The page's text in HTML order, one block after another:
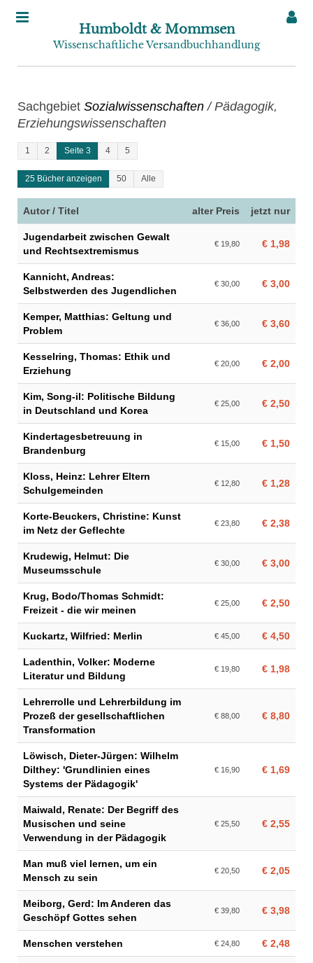
Humboldt & Mommsen
Wissenschaftliche Versandbuchhandlung
Sachgebiet Sozialwissenschaften / Pädagogik,
Erziehungswissenschaften
1 2 Seite 3 4 5
25 Bücher anzeigen 50 Alle
Autor / Titel alter Preis jetzt nur
Jugendarbeit zwischen Gewalt
und Rechtsextremismus
€ 19,80 € 1,98
Kannicht, Andreas:
Selbstwerden des Jugendlichen
€ 30,00 € 3,00
Kemper, Matthias: Geltung und
Problem
€ 36,00 € 3,60
Kesselring, Thomas: Ethik und
Erziehung
€ 20,00 € 2,00
Kim, Song-il: Politische Bildung
in Deutschland und Korea
€ 25,00 € 2,50
Kindertagesbetreuung in
Brandenburg
€ 15,00 € 1,50
Kloss, Heinz: Lehrer Eltern
Schulgemeinden
€ 12,80 € 1,28
Korte-Beuckers, Christine: Kunst
im Netz der Geflechte
€ 23,80 € 2,38
Krudewig, Helmut: Die
Museumsschule
€ 30,00 € 3,00
Krug, Bodo/Thomas Schmidt:
Freizeit - die wir meinen
€ 25,00 € 2,50
Kuckartz, Wilfried: Merlin € 45,00 € 4,50
Ladenthin, Volker: Moderne
Literatur und Bildung
€ 19,80 € 1,98
Lehrerrolle und Lehrerbildung im
Prozeß der gesellschaftlichen
Transformation
€ 88,00 € 8,80
Löwisch, Dieter-Jürgen: Wilhelm
Dilthey: 'Grundlinien eines
Systems der Pädagogik'
€ 16,90 € 1,69
Maiwald, Renate: Der Begriff des
Musischen und seine
Verwendung in der Pädagogik
€ 25,50 € 2,55
Man muß viel lernen, um ein
Mensch zu sein
€ 20,50 € 2,05
Meiborg, Gerd: Im Anderen das
Geschöpf Gottes sehen
€ 39,80 € 3,98
Menschen verstehen € 24,80 € 2,48